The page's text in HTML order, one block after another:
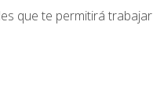
que te permitirá